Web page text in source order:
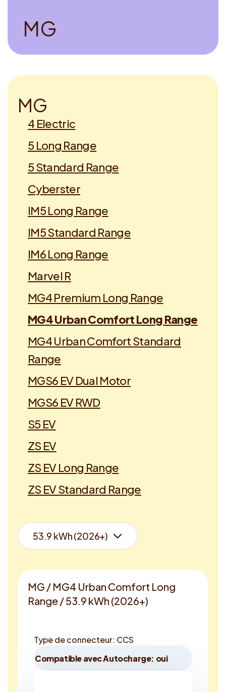
MG
MG
4 Electric
5 Long Range
5 Standard Range
Cyberster
IM5 Long Range
IM5 Standard Range
IM6 Long Range
Marvel R
MG4 Premium Long Range
MG4 Urban Comfort Long Range
MG4 Urban Comfort Standard
Range
MGS6 EV Dual Motor
MGS6 EV RWD
S5 EV
ZS EV
ZS EV Long Range
ZS EV Standard Range
MG / MG4 Urban Comfort Long
Range / 53.9 kWh (2026+)
Type de connecteur: CCS
Compatible avec Autocharge: oui